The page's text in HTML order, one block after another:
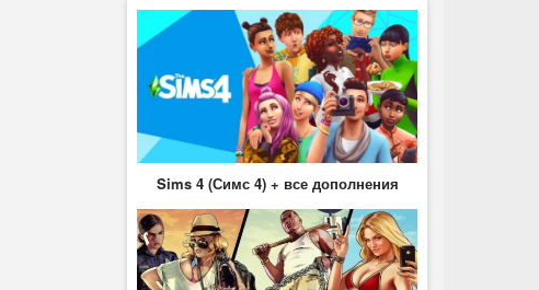
Sims 4 (Симс 4) + все дополнения